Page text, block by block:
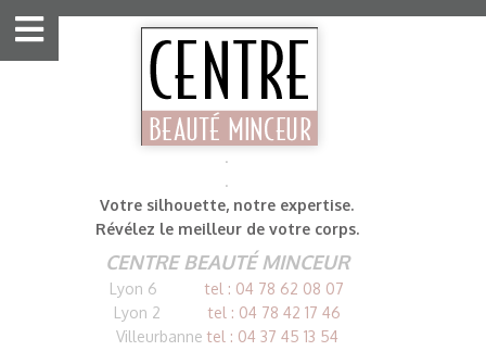
.
.
Votre silhouette, notre expertise.
Révélez le meilleur de votre corps.
CENTRE BEAUTÉ MINCEUR
Lyon 6 tel : 04 78 62 08 07
Lyon 2 tel : 04 78 42 17 46
Villeurbanne tel : 04 37 45 13 54
au
contenu